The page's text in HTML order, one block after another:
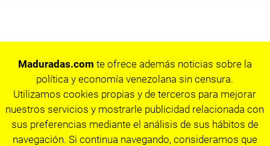
Maduradas.com te ofrece además noticias sobre la
política y economía venezolana sin censura.
Utilizamos cookies propias y de terceros para mejorar
nuestros servicios y mostrarle publicidad relacionada con
sus preferencias mediante el análisis de sus hábitos de
navegación. Si continua navegando, consideramos que